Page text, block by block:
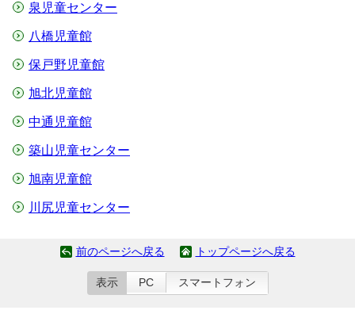
泉児童センター
八橋児童館
保戸野児童館
旭北児童館
中通児童館
築山児童センター
旭南児童館
川尻児童センター
前のページへ戻る トップページへ戻る
表示 PC スマートフォン